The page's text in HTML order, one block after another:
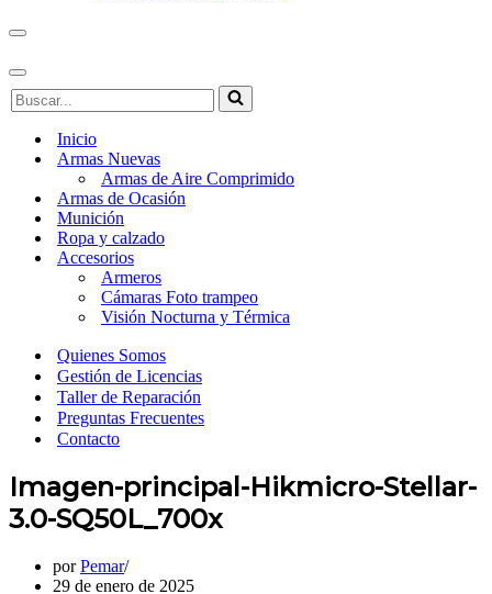
Menú
navegación
Menú
de
navegación
Buscar...
Inicio
Armas Nuevas
Armas de Aire Comprimido
Armas de Ocasión
Munición
Ropa y calzado
Accesorios
Armeros
Cámaras Foto trampeo
Visión Nocturna y Térmica
Quienes Somos
Gestión de Licencias
Taller de Reparación
Preguntas Frecuentes
Contacto
Imagen-principal-Hikmicro-Stellar-
3.0-SQ50L_700x
porPemar
29 de enero de 2025